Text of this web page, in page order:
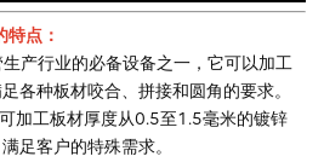
特点：
产行业的必备设备之一，它可以加工
各种板材咬合、拼接和圆角的要求。
加工板材厚度从0.5至1.5毫米的镀锌
足客户的特殊需求。